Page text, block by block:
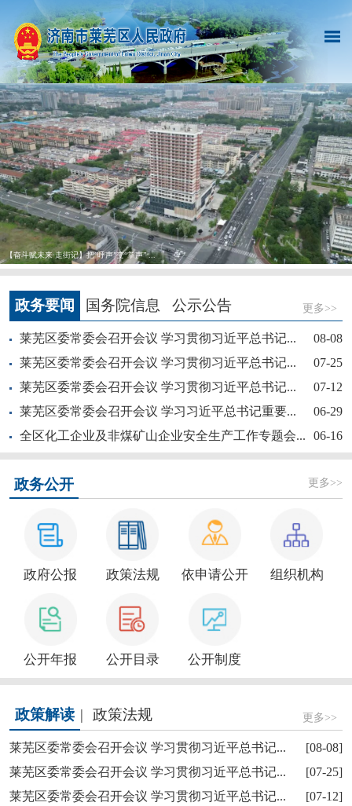
【奋斗赋未来·走街记】把“呼声”变“掌声” ...
【奋斗赋未莱·访埂记】片片花开春满园——莱芜...
新大众文艺全民秀 | 莱芜区“活悦莱芜”文艺...
莱芜区政协“深耕红色文化讲好莱芜故事”商量活...
政务要闻 国务院信息 公示公告 更多>>
莱芜区委常委会召开会议 学习贯彻习近平总书记...
08-08
莱芜区委常委会召开会议 学习贯彻习近平总书记...
07-25
莱芜区委常委会召开会议 学习贯彻习近平总书记...
07-12
莱芜区委常委会召开会议 学习习近平总书记重要...
06-29
全区化工企业及非煤矿山企业安全生产工作专题会...
06-16
政务公开 更多>>
政府公报 政策法规 依申请公开 组织机构
公开年报 公开目录 公开制度
政策解读 | 政策法规 更多>>
莱芜区委常委会召开会议 学习贯彻习近平总书记...
[08-08]
莱芜区委常委会召开会议 学习贯彻习近平总书记...
[07-25]
莱芜区委常委会召开会议 学习贯彻习近平总书记...
[07-12]